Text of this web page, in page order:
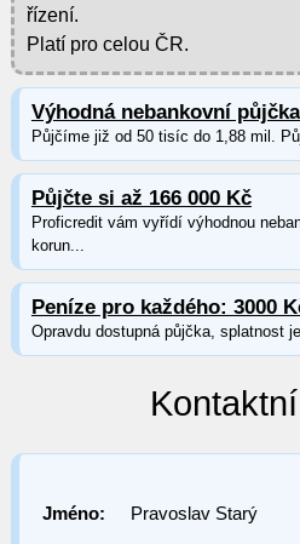
řízení.
Platí pro celou ČR.
Výhodná nebankovní
Půjčíme již od 50 tisíc do 1,88 mil.
Půjčte si až 166 000 Kč
Proficredit vám vyřídí výhodnou
korun...
Peníze pro každého: 3000
Opravdu dostupná půjčka, splatnost
Jméno: Pravoslav Starý